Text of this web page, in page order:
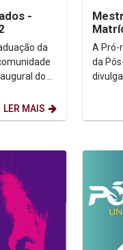
-
da
do
LER MAIS
A Pró-
da